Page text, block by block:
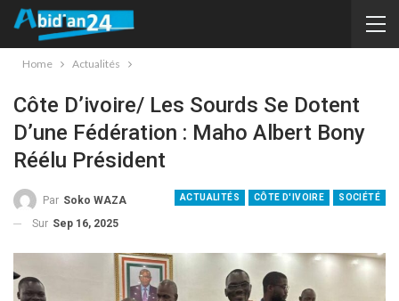
Home Actualités
Côte D’ivoire/ Les Sourds Se Dotent
D’une Fédération : Maho Albert Bony
Réélu Président
ACTUALITÉS CÔTE D'IVOIRE SOCIÉTÉ
Par Soko WAZA
Sur Sep 16, 2025